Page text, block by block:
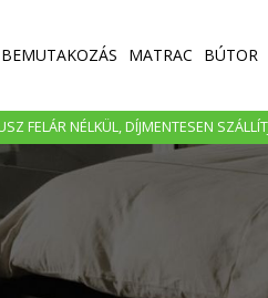
BEMUTAKOZÁS MATRAC BÚTOR
FELÁR NÉLKÜL, DÍJMENTESEN